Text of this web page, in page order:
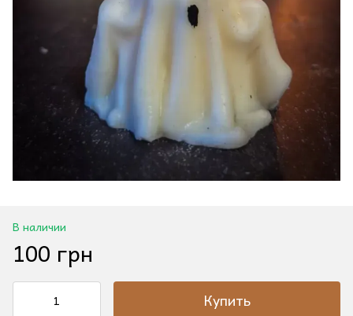
В наличии
100 грн
Купить